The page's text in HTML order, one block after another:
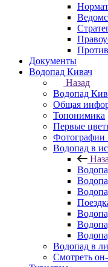
Документы
Водопад Кивач
Назад
Водопад
Общая
Топонимика
Первые
Фотографии
Водопад в
Водопад в
Смотреть